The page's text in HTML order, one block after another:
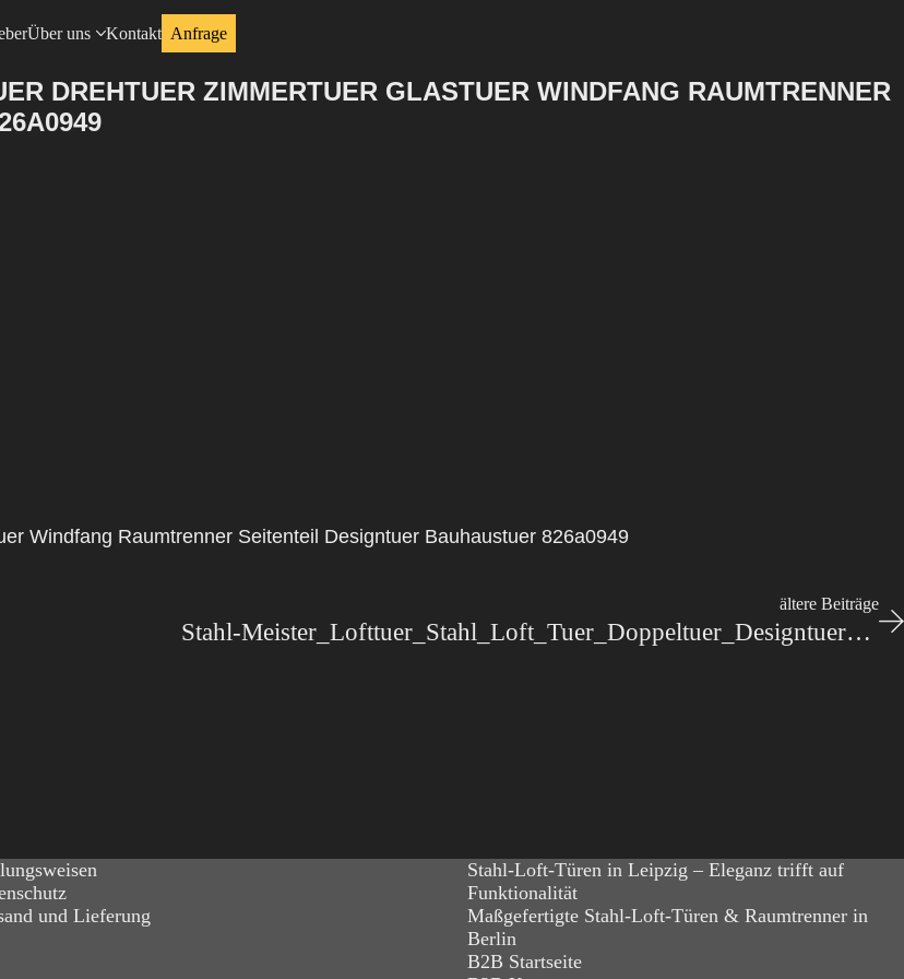
Über uns Kontakt Anfrage
DREHTUER ZIMMERTUER GLASTUER WINDFANG RAUMTRENNER
Windfang Raumtrenner Seitenteil Designtuer Bauhaustuer 826a0949
Stahl-Meister_Lofttuer_Stahl_Loft_Tuer_Doppeltuer_Designtuer_Windfang_Wohnzimmer-slim-line_IMG_2451
ältere Beiträge
und Lieferung
Stahl-Loft-Türen in Leipzig – Eleganz trifft auf
Funktionalität
Maßgefertigte Stahl-Loft-Türen & Raumtrenner in
Berlin
B2B Startseite